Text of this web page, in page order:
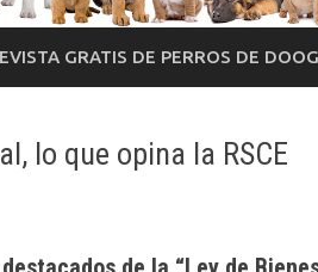
GRATIS DE PERROS DE
lo que opina la RSCE